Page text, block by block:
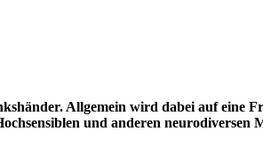
Allgemein wird dabei auf eine
und anderen neurodiversen